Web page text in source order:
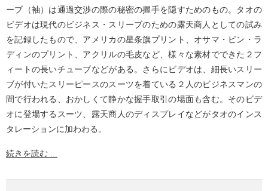
ーブ（袖）は通過交渉の際の秘密の握手を隠すためのもの。タオの
ビデオは現代のビジネス・スリーブのための露天商人としての試み
を記録したもので、アメリカの星条旗プリント、オサマ・ビン・ラ
ディンのプリント、アクリルの毛皮など、様々な素材でできた２フ
ィートの長いチューブなどがある。さらにビデオは、細長いスリー
ブが付いたスリーピースのスーツを着ている２人のビジネスマンの
間で行われる、おかしくて静かな握手取引の場面も含む。そのビデ
オに登場するスーツ、露天商人のディスプレイなどがタオのインス
タレーションに加わわる。
続きを読む ...